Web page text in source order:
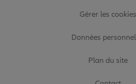
Gérer les cookies
Données
Plan du site